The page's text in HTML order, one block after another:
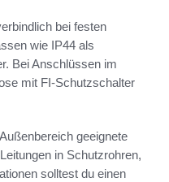
bei festen
wie IP44 als
Bei Anschlüssen im
mit FI-Schutzschalter
geeignete
in Schutzrohren,
solltest du einen